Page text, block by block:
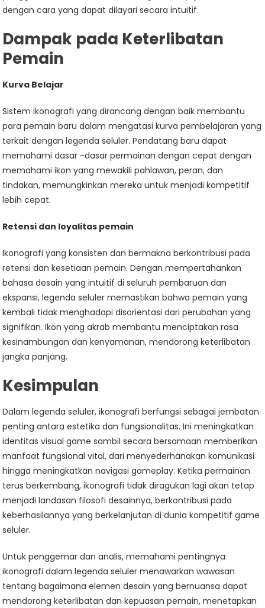
dengan cara yang dapat dilayari secara intuitif.
Dampak pada Keterlibatan
Pemain
Kurva Belajar
Sistem ikonografi yang dirancang dengan baik membantu
para pemain baru dalam mengatasi kurva pembelajaran yang
terkait dengan legenda seluler. Pendatang baru dapat
memahami dasar -dasar permainan dengan cepat dengan
memahami ikon yang mewakili pahlawan, peran, dan
tindakan, memungkinkan mereka untuk menjadi kompetitif
lebih cepat.
Retensi dan loyalitas pemain
Ikonografi yang konsisten dan bermakna berkontribusi pada
retensi dan kesetiaan pemain. Dengan mempertahankan
bahasa desain yang intuitif di seluruh pembaruan dan
ekspansi, legenda seluler memastikan bahwa pemain yang
kembali tidak menghadapi disorientasi dari perubahan yang
signifikan. Ikon yang akrab membantu menciptakan rasa
kesinambungan dan kenyamanan, mendorong keterlibatan
jangka panjang.
Kesimpulan
Dalam legenda seluler, ikonografi berfungsi sebagai jembatan
penting antara estetika dan fungsionalitas. Ini meningkatkan
identitas visual game sambil secara bersamaan memberikan
manfaat fungsional vital, dari menyederhanakan komunikasi
hingga meningkatkan navigasi gameplay. Ketika permainan
terus berkembang, ikonografi tidak diragukan lagi akan tetap
menjadi landasan filosofi desainnya, berkontribusi pada
keberhasilannya yang berkelanjutan di dunia kompetitif game
seluler.
Untuk penggemar dan analis, memahami pentingnya
ikonografi dalam legenda seluler menawarkan wawasan
tentang bagaimana elemen desain yang bernuansa dapat
mendorong keterlibatan dan kepuasan pemain, menetapkan